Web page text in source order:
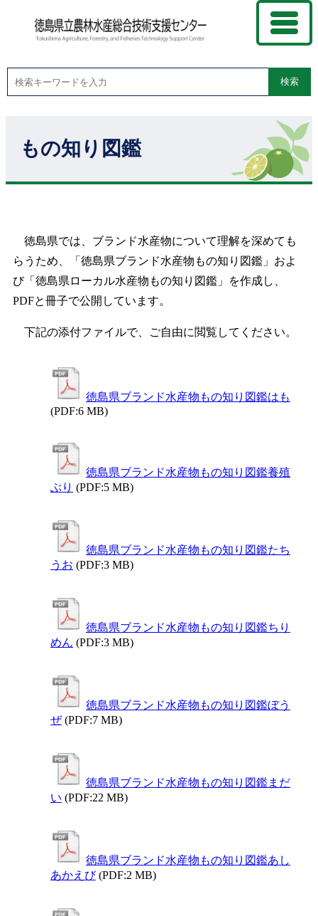
検索
もの知り図鑑
徳島県では、ブランド水産物について理解を深めても
らうため、「徳島県ブランド水産物もの知り図鑑」およ
び「徳島県ローカル水産物もの知り図鑑」を作成し、
PDFと冊子で公開しています。
下記の添付ファイルで、ご自由に閲覧してください。
徳島県ブランド水産物もの知り図鑑はも
(PDF:6 MB)
徳島県ブランド水産物もの知り図鑑養殖
ぶり (PDF:5 MB)
徳島県ブランド水産物もの知り図鑑たち
うお (PDF:3 MB)
徳島県ブランド水産物もの知り図鑑ちり
めん (PDF:3 MB)
徳島県ブランド水産物もの知り図鑑ぼう
ぜ (PDF:7 MB)
徳島県ブランド水産物もの知り図鑑まだ
い (PDF:22 MB)
徳島県ブランド水産物もの知り図鑑あし
あかえび (PDF:2 MB)